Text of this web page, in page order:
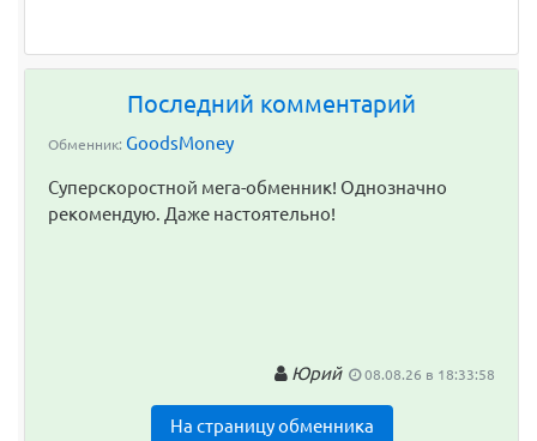
Последний комментарий
Обменник: GoodsMoney
Суперскоростной мега-обменник! Однозначно
рекомендую. Даже настоятельно!
Юрий 08.08.26 в 18:33:58
На страницу обменника